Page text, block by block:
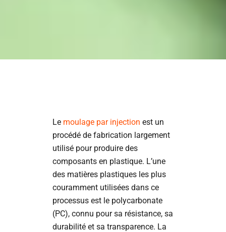
Le moulage par injection est un
procédé de fabrication largement
utilisé pour produire des
composants en plastique. L’une
des matières plastiques les plus
couramment utilisées dans ce
processus est le polycarbonate
(PC), connu pour sa résistance, sa
durabilité et sa transparence. La